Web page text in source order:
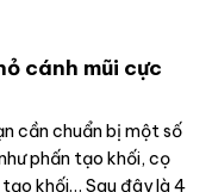
cánh mũi cực
cần chuẩn bị một số
phấn tạo khối, cọ
khối… Sau đây là 4